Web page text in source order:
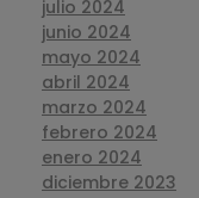
julio 2024
junio 2024
mayo 2024
abril 2024
marzo 2024
febrero 2024
enero 2024
diciembre 2023